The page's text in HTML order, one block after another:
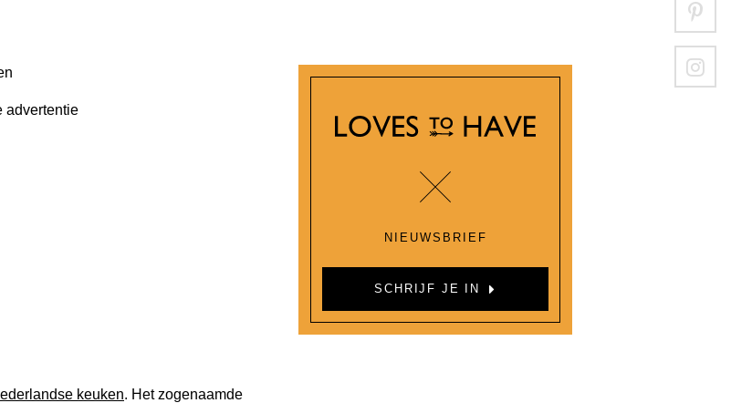
advertentie
keuken. Het zogenaamde
NIEUWSBRIEF
SCHRIJF JE IN